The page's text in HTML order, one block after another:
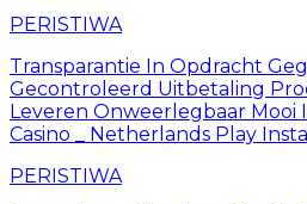
PERISTIWA
Transparantie In Opdracht
Gecontroleerd Uitbetaling
Leveren Onweerlegbaar Mooi
Casino _ Netherlands Play
PERISTIWA